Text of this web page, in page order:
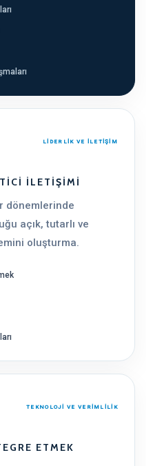
LİDERLİK VE İLETİŞİM
İLETIŞIMI
dönemlerinde
açık, tutarlı ve
oluşturma.
TEKNOLOJİ VE VERİMLİLİK
ETMEK